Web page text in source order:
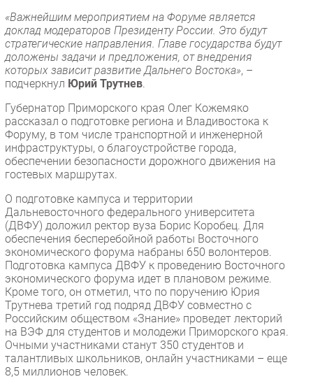
«Важнейшим мероприятием на Форуме является
доклад модераторов Президенту России. Это будут
стратегические направления. Главе государства будут
доложены задачи и предложения, от внедрения
которых зависит развитие Дальнего Востока», –
подчеркнул Юрий Трутнев.
Губернатор Приморского края Олег Кожемяко
рассказал о подготовке региона и Владивостока к
Форуму, в том числе транспортной и инженерной
инфраструктуры, о благоустройстве города,
обеспечении безопасности дорожного движения на
гостевых маршрутах.
О подготовке кампуса и территории
Дальневосточного федерального университета
(ДВФУ) доложил ректор вуза Борис Коробец. Для
обеспечения бесперебойной работы Восточного
экономического форума набраны 650 волонтеров.
Подготовка кампуса ДВФУ к проведению Восточного
экономического форума идет в плановом режиме.
Кроме того, он отметил, что по поручению Юрия
Трутнева третий год подряд ДВФУ совместно с
Российским обществом «Знание» проведет лекторий
на ВЭФ для студентов и молодежи Приморского края.
Очными участниками станут 350 студентов и
талантливых школьников, онлайн участниками – еще
8,5 миллионов человек.